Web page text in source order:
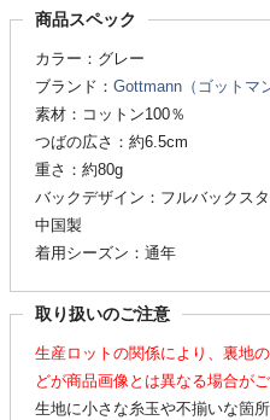
商品スペック
カラー：グレー
ブランド： Gottmann（ゴットマ
素材：コットン100％
つばの広さ：約6.5cm
重さ：約80g
バックデザイン：フルバックス
中国製
着用シーズン：通年
取り扱いのご注意
生産ロットの関係により、裏地
どが商品画像とは異なる場合がご
生地に小さな糸玉や不揃いな箇